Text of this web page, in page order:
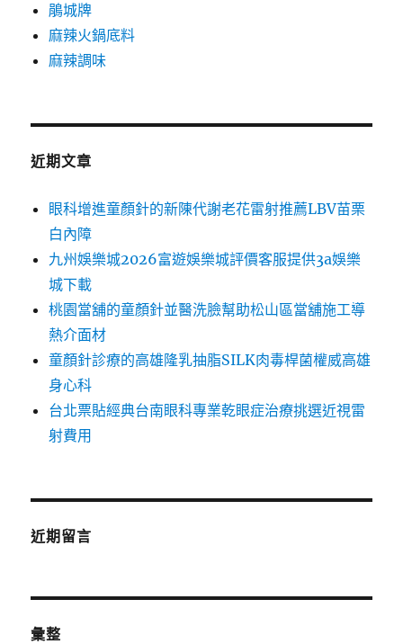
鵑城牌
麻辣火鍋底料
麻辣調味
近期文章
眼科增進童顏針的新陳代謝老花雷射推薦LBV苗栗
白內障
九州娛樂城2026富遊娛樂城評價客服提供3a娛樂
城下載
桃園當舖的童顏針並醫洗臉幫助松山區當舖施工導
熱介面材
童顏針診療的高雄隆乳抽脂SILK肉毒桿菌權威高雄
身心科
台北票貼經典台南眼科專業乾眼症治療挑選近視雷
射費用
近期留言
彙整